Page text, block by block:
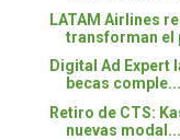
LATAM Airlines
transforman el
Digital Ad Expert
becas comple...
Retiro de CTS:
nuevas modal...